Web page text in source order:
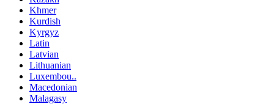
Khmer
Kurdish
Kyrgyz
Latin
Latvian
Lithuanian
Luxembou..
Macedonian
Malagasy